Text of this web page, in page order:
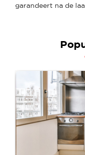
garandeert na de